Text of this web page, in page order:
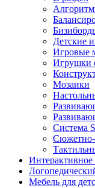
Детские
Игровые
Игрушки
Мозаики
Система
Интерактивное
Мебель для